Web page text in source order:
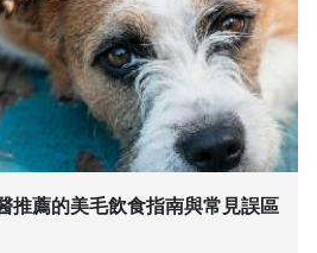
推薦的美毛飲食指南與常見誤區